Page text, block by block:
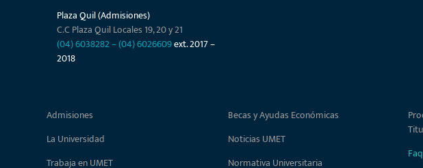
Plaza Quil (Admisiones)
C.C Plaza Quil Locales 19, 20 y 21
(04) 6038282–(04) 6026609ext. 2017 –
2018
Admisiones
La Universidad
Trabaja en UMET
Becas y Ayudas Económicas
Noticias UMET
Normativa Universitaria